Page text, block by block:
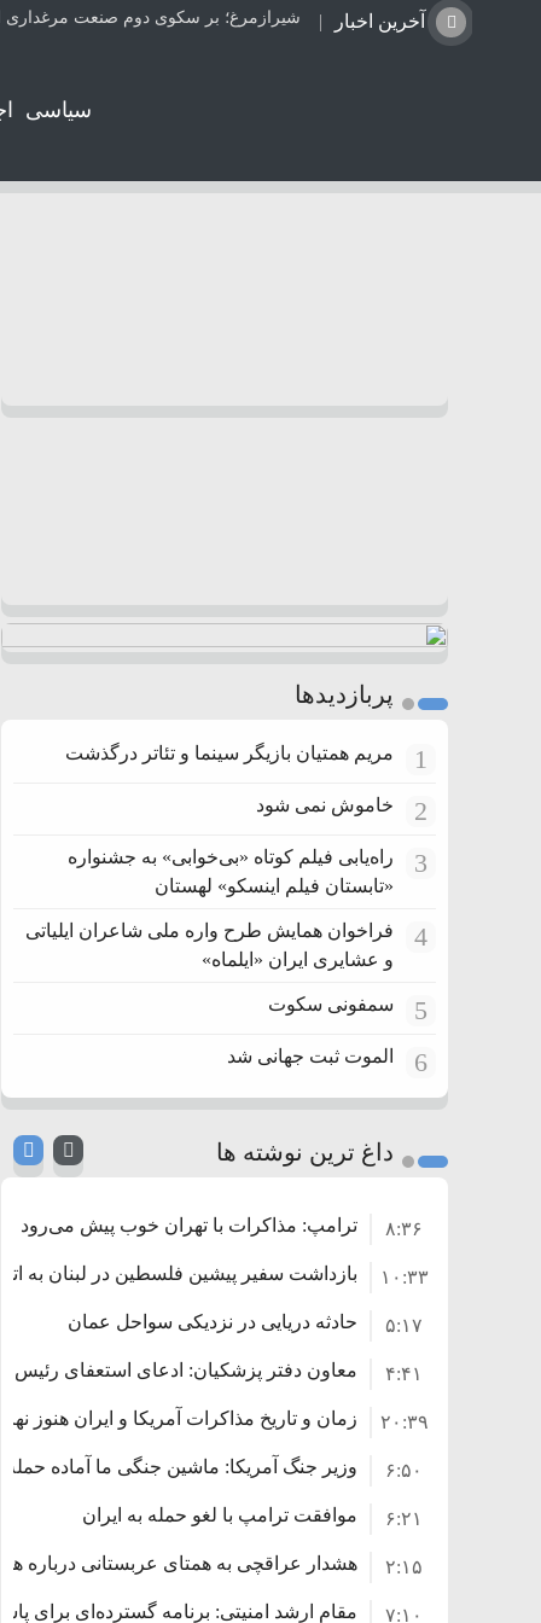
آخرین اخبار شیرازمرغ؛ بر سکوی دوم صنعت مرغداری
سیاسی
پربازدیدها
1 مریم همتیان بازیگر سینما و تئاتر درگذشت
2 خاموش نمی شود
3
راه‌یابی فیلم کوتاه «بی‌خوابی» به جشنواره
«تابستان فیلم اینسکو» لهستان
4
فراخوان همایش طرح واره ملی شاعران ایلیاتی
و عشایری ایران «ایلماه»
5 سمفونی سکوت
6 الموت ثبت جهانی شد
داغ ترین نوشته ها
ترامپ: مذاکرات با تهران خوب پیش می‌رود ۸:۳۶
بازداشت سفیر پیشین فلسطین در لبنان به ۱۰:۳۳
حادثه دریایی در نزدیکی سواحل عمان ۵:۱۷
معاون دفتر پزشکیان: ادعای استعفای ۴:۴۱
زمان و تاریخ مذاکرات آمریکا و ایران هنوز ۲۰:۳۹
وزیر جنگ آمریکا: ماشین جنگی ما آماده حمله ۶:۵۰
موافقت ترامپ با لغو حمله به ایران ۶:۲۱
هشدار عراقچی به همتای عربستانی درباره ۲:۱۵
مقام ارشد امنیتی: برنامه گسترده‌ای برای پاسخ ۷:۱۰